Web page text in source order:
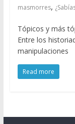
masmorres,
Tópicos y más
Entre los
manipulaciones
Read more